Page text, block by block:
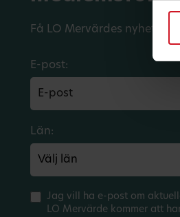
Få LO Mervärdes
E-post:
Län:
Jag vill ha e-post om
LO Mervärde kommer att